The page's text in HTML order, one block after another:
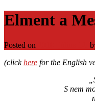
Elment a
Posted on
(clickhere for the English
S nem